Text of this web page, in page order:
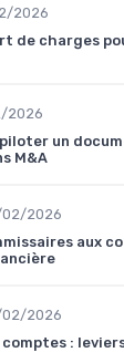
2026
de charges
2026
un
M&A
2026
aux
2026
comptes :